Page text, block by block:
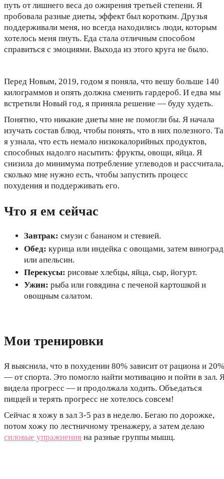
путь от лишнего веса до ожирения третьей степени. Я
пробовала разные диеты, эффект был коротким. Друзья
поддерживали меня, но всегда находились люди, которым
хотелось меня пнуть. Еда стала отличным способом
справиться с эмоциями. Выхода из этого круга не было.
Перед Новым, 2019, годом я поняла, что вешу больше 140
килограммов и опять должна сменить гардероб. И едва мы
встретили Новый год, я приняла решение — буду худеть.
Понятно, что никакие диеты мне не помогли бы. Я начала
изучать состав блюд, чтобы понять, что в них полезного.
я узнала, что есть немало низкокалорийных продуктов,
способных надолго насытить: фрукты, овощи, яйца. Я
снизила до минимума потребление углеводов и рассчитала,
сколько мне нужно есть, чтобы запустить процесс
похудения и поддерживать его.
Что я ем сейчас
Завтрак: смузи с бананом и стевией.
Обед: курица или индейка с овощами, затем виноград
или апельсин.
Перекусы: рисовые хлебцы, яйца, сыр, йогурт.
Ужин: рыба или говядина с печеной картошкой и
овощным салатом.
Мои тренировки
Я выяснила, что в похудении 80% зависит от рациона и 20%
— от спорта. Это помогло найти мотивацию и пойти в зал.
видела прогресс — и продолжала ходить. Объедаться
пиццей и терять прогресс не хотелось совсем!
Сейчас я хожу в зал 3-5 раз в неделю. Бегаю по дорожке,
потом хожу по лестничному тренажеру, а затем делаю
силовые упражнения на разные группы мышц.